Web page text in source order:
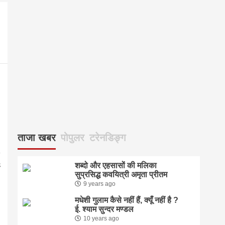
ताजा खबर पोपुलर टरेनडिङ्ग
शब्दो और एहसासों की मलिका
सुप्रसिद्ध कवयित्री अमृता प्रीतम
9 years ago
मधेशी गुलाम कैसे नहीं हैं, क्यूँ नहीं है ?
ई. श्याम सुन्दर मण्डल
10 years ago